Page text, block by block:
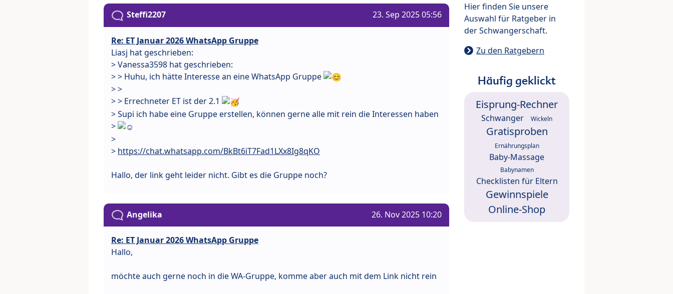
Steffi2207 23. Sep 2025 05:56
Re: ET Januar 2026 WhatsApp Gruppe
Liasj hat geschrieben:
> Vanessa3598 hat geschrieben:
> > Huhu, ich hätte Interesse an eine WhatsApp Gruppe
> >
> > Errechneter ET ist der 2.1
> Supi ich habe eine Gruppe erstellen, können gerne alle mit rein die Interessen haben
>
>
> https://chat.whatsapp.com/BkBt6iT7Fad1LXx8Ig8qKO
Hallo, der link geht leider nicht. Gibt es die Gruppe noch?
Angelika 26. Nov 2025 10:20
Re: ET Januar 2026 WhatsApp Gruppe
Hallo,
möchte auch gerne noch in die WA-Gruppe, komme aber auch mit dem Link nicht rein
Hier finden Sie unsere
Auswahl für Ratgeber in
der Schwangerschaft.
Zu den Ratgebern
Häufig geklickt
Eisprung-Rechner
Schwanger Wickeln
Gratisproben
Ernährungsplan
Baby-Massage
Babynamen
Checklisten für Eltern
Gewinnspiele
Online-Shop